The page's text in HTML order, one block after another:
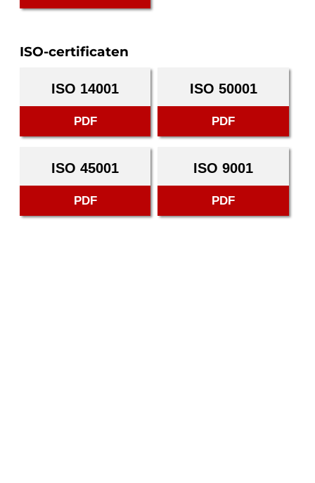
ISO-certificaten
ISO 14001
PDF
ISO 50001
PDF
ISO 45001
PDF
ISO 9001
PDF